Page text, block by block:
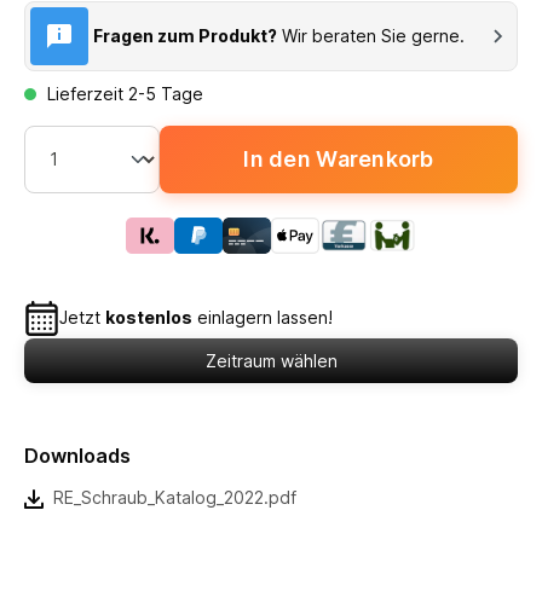
Fragen zum Produkt? Wir beraten Sie gerne.
Lieferzeit 2-5 Tage
In den Warenkorb
Jetzt kostenlos einlagern lassen!
Zeitraum wählen
Downloads
RE_Schraub_Katalog_2022.pdf